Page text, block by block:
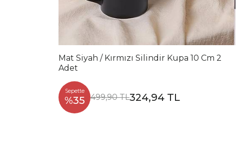
Mat Siyah / Kırmızı Silindir Kupa 10 Cm 2
Adet
Sepette
%35 499,90 TL324,94 TL